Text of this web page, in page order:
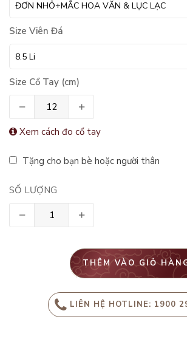
Size Viên Đá
Size Cổ Tay (cm)
Xem cách đo cổ tay
Tặng cho bạn bè hoặc người thân
SỐ LƯỢNG
THÊM VÀO GIỎ
LIÊN HỆ HOTLINE: 1900